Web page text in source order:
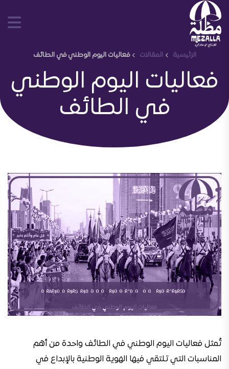
الرئيسية المقالات فعاليات اليوم الوطني في الطائف
فعاليات اليوم الوطني
في الطائف
تُمثل فعاليات اليوم الوطني في الطائف واحدة من أهم
المناسبات التي تلتقي فيها الهوية الوطنية بالإبداع في